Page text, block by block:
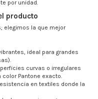
por unidad.
producto
elegimos la que mejor
ideal para grandes
curvas o irregulares
Pantone exacto.
en textiles donde la